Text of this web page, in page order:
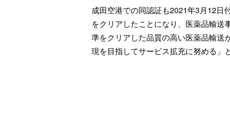
成田空港での同認証も2021年3月12日
をクリアしたことになり、医薬品輸送
準をクリアした品質の高い医薬品輸送
現を目指してサービス拡充に努める」